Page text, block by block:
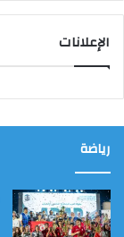
الإعلانات
رياضة